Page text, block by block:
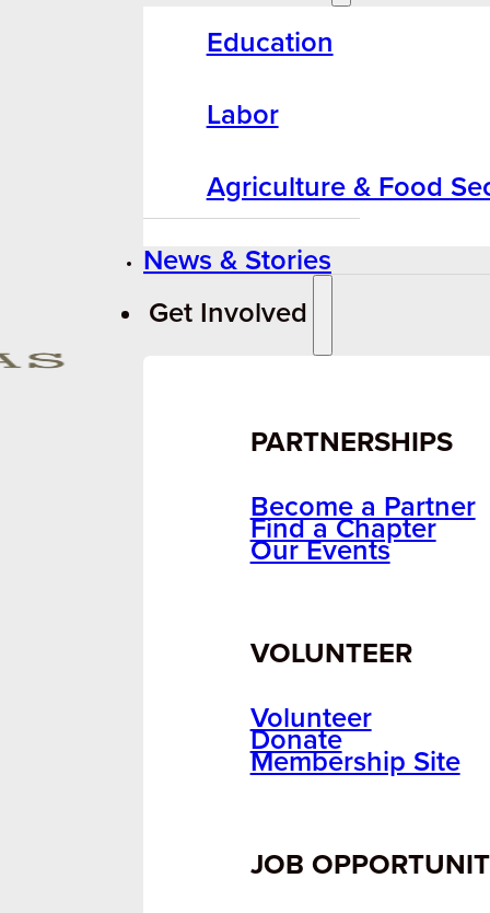
Education
Labor
Agriculture & Food
News & Stories
Get Involved
PARTNERSHIPS
Become a Partner
Find a Chapter
Our Events
VOLUNTEER
Volunteer
Donate
Membership Site
JOB